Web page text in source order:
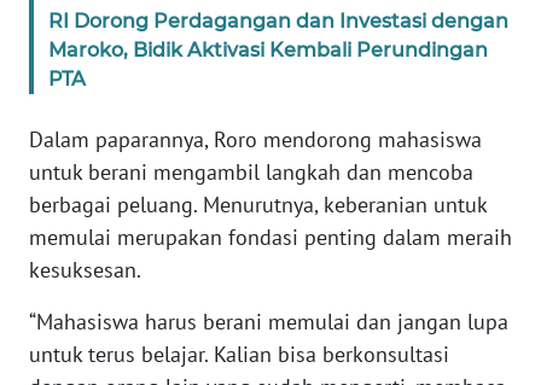
RI Dorong Perdagangan dan Investasi dengan
Maroko, Bidik Aktivasi Kembali Perundingan
PTA
Dalam paparannya, Roro mendorong mahasiswa
untuk berani mengambil langkah dan mencoba
berbagai peluang. Menurutnya, keberanian untuk
memulai merupakan fondasi penting dalam meraih
kesuksesan.
“Mahasiswa harus berani memulai dan jangan lupa
untuk terus belajar. Kalian bisa berkonsultasi
KARIR
DISCLAIMER
Wahana
News
Regional
SUMUT